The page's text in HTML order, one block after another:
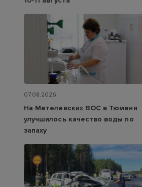
07.08.2026
На Метелевских ВОС в Тюмени
улучшилось качество воды по
запаху